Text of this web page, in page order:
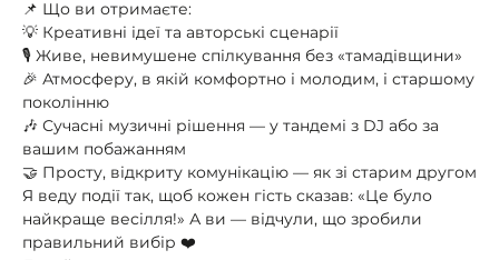
📌 Що ви отримаєте:
💡 Креативні ідеї та авторські сценарії
🎙 Живе, невимушене спілкування без «тамадівщини»
🎉 Атмосферу, в якій комфортно і молодим, і старшому
поколінню
🎶 Сучасні музичні рішення — у тандемі з DJ або за
вашим побажанням
🤝 Просту, відкриту комунікацію — як зі старим другом
Я веду події так, щоб кожен гість сказав: «Це було
найкраще весілля!» А ви — відчули, що зробили
правильний вибір ❤️